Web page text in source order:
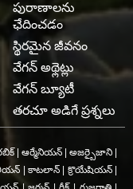
పురాణాలను
ఛేదించడం
స్థిరమైన జీవనం
వేగన్ అథ్లెట్లు
వేగన్ బ్యూటీ
తరచూ అడిగే ప్రశ్నలు
ఆర్మేనియన్ అజర్బైజాని
కాటలాన్| క్రొయేషియన్|